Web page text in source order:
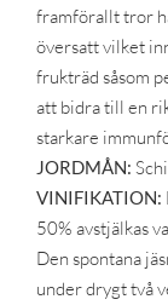
framförallt tror
översatt vilket
frukträd såsom
att bidra till en
starkare
JORDMÅN:
VINIFIKATION:
50% avstjälkas
Den spontana
under drygt två